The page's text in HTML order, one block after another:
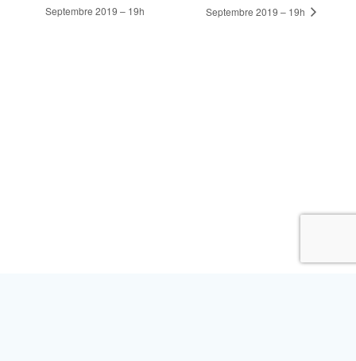
Septembre 2019 – 19h
Septembre 2019 – 19h